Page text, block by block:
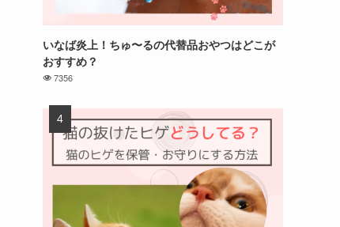
いなば炎上！ちゅ〜るの代替品おやつはどこが
おすすめ？
7356